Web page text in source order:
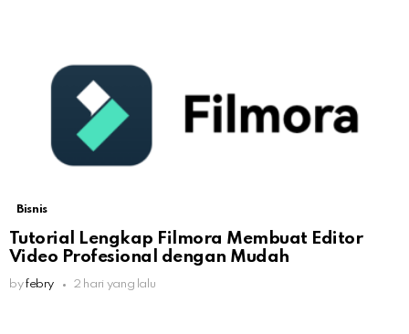
Bisnis
Tutorial Lengkap Filmora Membuat Editor
Video Profesional dengan Mudah
by febry 2 hari yang lalu